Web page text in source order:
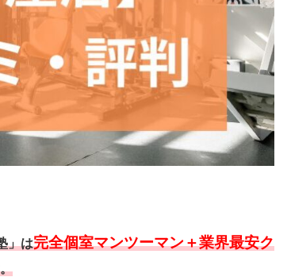
」は完全個室マンツーマン＋業界最安ク